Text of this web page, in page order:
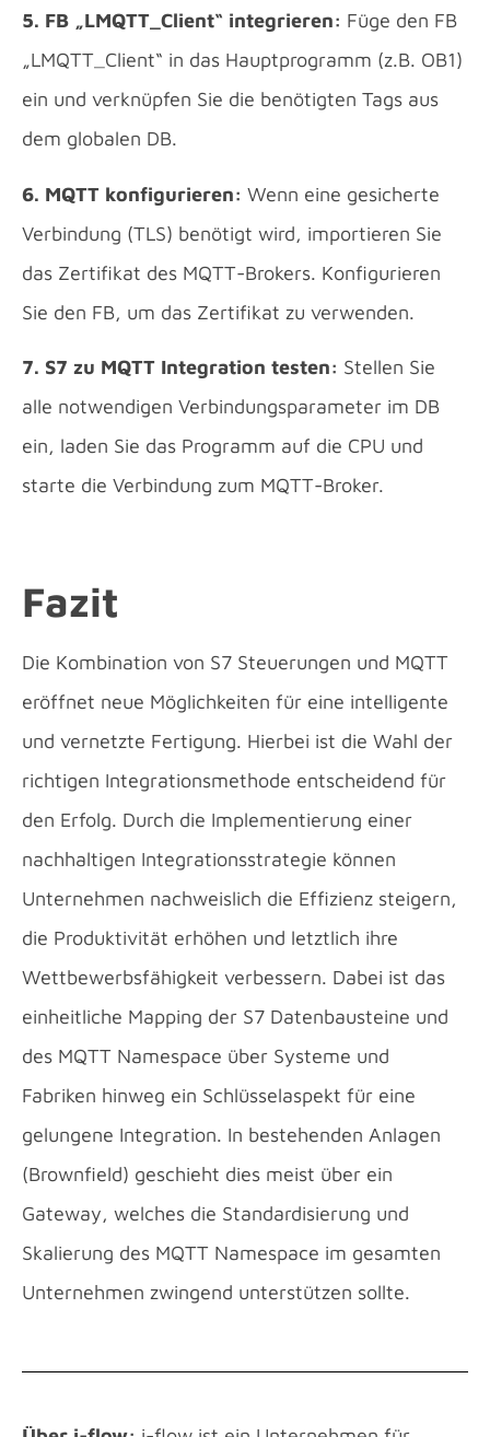
5. FB „LMQTT_Client“ integrieren: Füge den FB
„LMQTT_Client“ in das Hauptprogramm (z.B. OB1)
ein und verknüpfen Sie die benötigten Tags aus
dem globalen DB.
6. MQTT konfigurieren: Wenn eine gesicherte
Verbindung (TLS) benötigt wird, importieren Sie
das Zertifikat des MQTT-Brokers. Konfigurieren
Sie den FB, um das Zertifikat zu verwenden.
7. S7 zu MQTT Integration testen: Stellen Sie
alle notwendigen Verbindungsparameter im DB
ein, laden Sie das Programm auf die CPU und
starte die Verbindung zum MQTT-Broker.
Fazit
Die Kombination von S7 Steuerungen und MQTT
eröffnet neue Möglichkeiten für eine intelligente
und vernetzte Fertigung. Hierbei ist die Wahl der
richtigen Integrationsmethode entscheidend für
den Erfolg. Durch die Implementierung einer
nachhaltigen Integrationsstrategie können
Unternehmen nachweislich die Effizienz steigern,
die Produktivität erhöhen und letztlich ihre
Wettbewerbsfähigkeit verbessern. Dabei ist das
einheitliche Mapping der S7 Datenbausteine und
des MQTT Namespace über Systeme und
Fabriken hinweg ein Schlüsselaspekt für eine
gelungene Integration. In bestehenden Anlagen
(Brownfield) geschieht dies meist über ein
Gateway, welches die Standardisierung und
Skalierung des MQTT Namespace im gesamten
Unternehmen zwingend unterstützen sollte.